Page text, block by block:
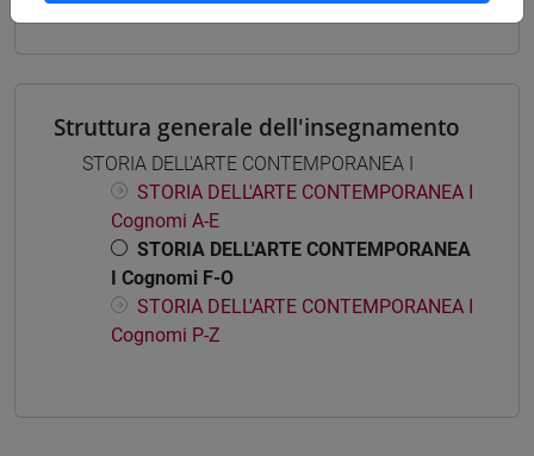
Struttura generale dell'insegnamento
STORIA DELL'ARTE CONTEMPORANEA I
STORIA DELL'ARTE CONTEMPORANEA I
Cognomi A-E
STORIA DELL'ARTE CONTEMPORANEA
I Cognomi F-O
STORIA DELL'ARTE CONTEMPORANEA I
Cognomi P-Z